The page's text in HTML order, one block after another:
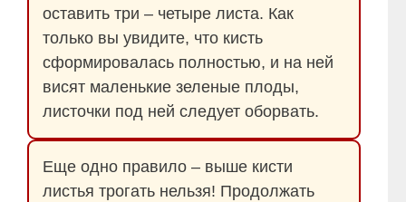
оставить три – четыре листа. Как
только вы увидите, что кисть
сформировалась полностью, и на ней
висят маленькие зеленые плоды,
листочки под ней следует оборвать.
Еще одно правило – выше кисти
листья трогать нельзя! Продолжать